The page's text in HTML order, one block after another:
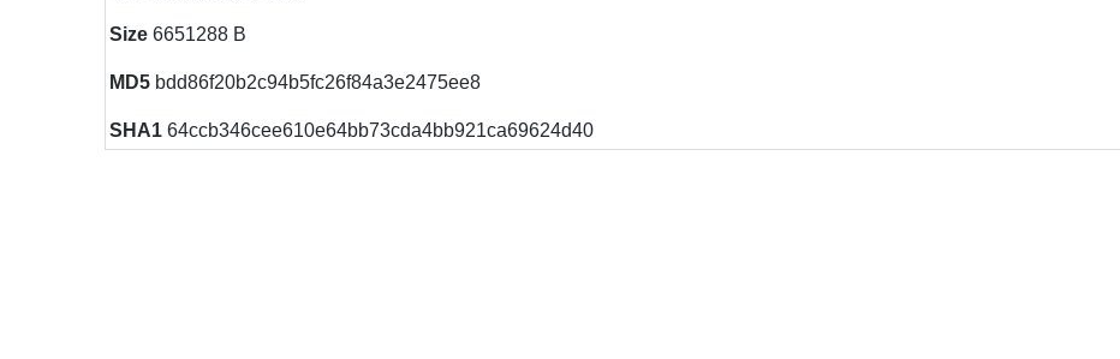
Size 6651288 B
MD5 bdd86f20b2c94b5fc26f84a3e2475ee8
SHA1 64ccb346cee610e64bb73cda4bb921ca69624d40